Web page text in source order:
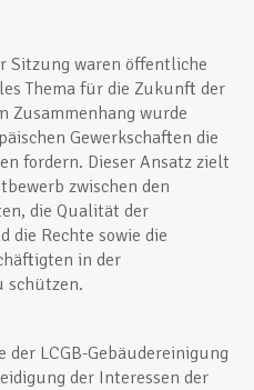
Sitzung waren öffentliche
Thema für die Zukunft der
Zusammenhang wurde
Gewerkschaften die
fordern. Dieser Ansatz zielt
zwischen den
die Qualität der
die Rechte sowie die
in der
schützen.
LCGB-Gebäudereinigung
der Interessen der